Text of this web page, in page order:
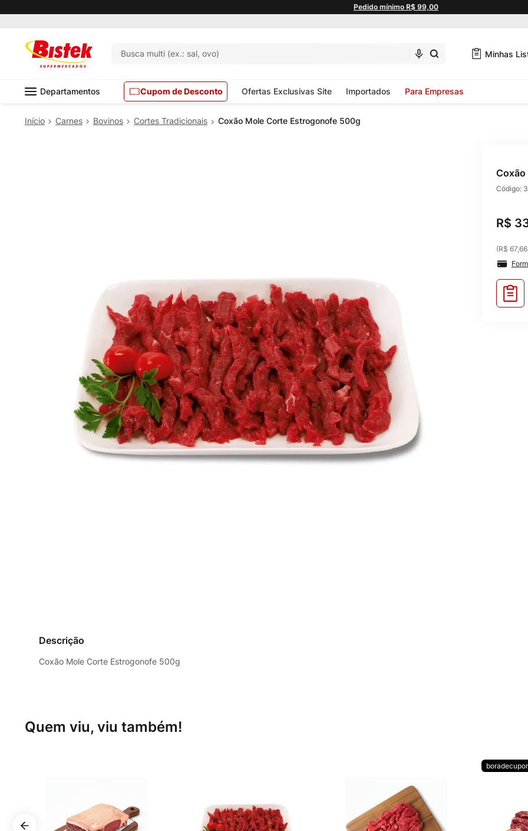
Pedido mínimo R$ 99,00
Busca multi (ex.: sal, ovo) Minhas
Departamentos Cupom de Desconto Ofertas Exclusivas Site Importados Para Empresas
Carnes Bovinos Cortes Tradicionais Coxão Mole Corte Estrogonofe 500g
Código:
R$
(R$ 67,66
Descrição
Coxão Mole Corte Estrogonofe 500g
Quem viu, viu também!